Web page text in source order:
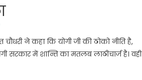
44
बार
ने कहा कि योगी जी की ठोको नीति है,
में शान्ति का मतलब लाठीचार्ज है। वही